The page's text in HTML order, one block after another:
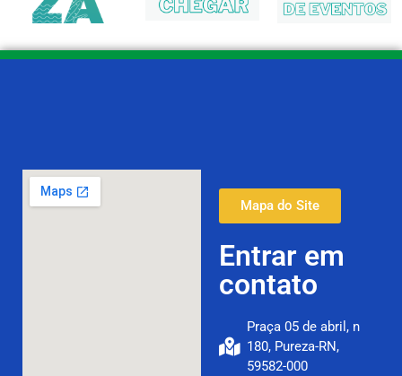
Mapa do Site
Entrar em
contato
Praça 05 de abril, n
180, Pureza-RN,
59582-000